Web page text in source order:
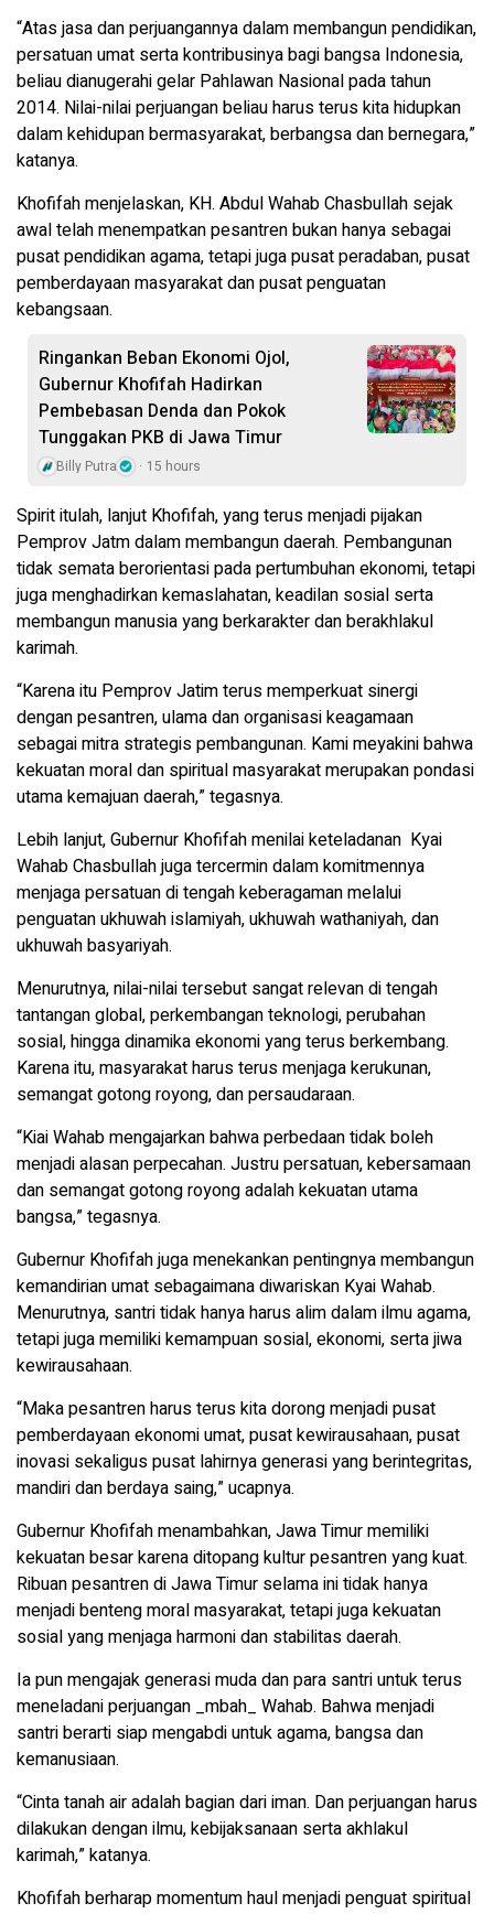
“Atas jasa dan perjuangannya dalam membangun pendidikan,
persatuan umat serta kontribusinya bagi bangsa Indonesia,
beliau dianugerahi gelar Pahlawan Nasional pada tahun
2014. Nilai-nilai perjuangan beliau harus terus kita hidupkan
dalam kehidupan bermasyarakat, berbangsa dan bernegara,”
katanya.
Khofifah menjelaskan, KH. Abdul Wahab Chasbullah sejak
awal telah menempatkan pesantren bukan hanya sebagai
pusat pendidikan agama, tetapi juga pusat peradaban, pusat
pemberdayaan masyarakat dan pusat penguatan
kebangsaan.
Ringankan Beban Ekonomi Ojol,
Gubernur Khofifah Hadirkan
Pembebasan Denda dan Pokok
Tunggakan PKB di Jawa Timur
Billy Putra 15 hours
Spirit itulah, lanjut Khofifah, yang terus menjadi pijakan
Pemprov Jatm dalam membangun daerah. Pembangunan
tidak semata berorientasi pada pertumbuhan ekonomi, tetapi
juga menghadirkan kemaslahatan, keadilan sosial serta
membangun manusia yang berkarakter dan berakhlakul
karimah.
“Karena itu Pemprov Jatim terus memperkuat sinergi
dengan pesantren, ulama dan organisasi keagamaan
sebagai mitra strategis pembangunan. Kami meyakini bahwa
kekuatan moral dan spiritual masyarakat merupakan pondasi
utama kemajuan daerah,” tegasnya.
Lebih lanjut, Gubernur Khofifah menilai keteladanan Kyai
Wahab Chasbullah juga tercermin dalam komitmennya
menjaga persatuan di tengah keberagaman melalui
penguatan ukhuwah islamiyah, ukhuwah wathaniyah, dan
ukhuwah basyariyah.
Menurutnya, nilai-nilai tersebut sangat relevan di tengah
tantangan global, perkembangan teknologi, perubahan
sosial, hingga dinamika ekonomi yang terus berkembang.
Karena itu, masyarakat harus terus menjaga kerukunan,
semangat gotong royong, dan persaudaraan.
“Kiai Wahab mengajarkan bahwa perbedaan tidak boleh
menjadi alasan perpecahan. Justru persatuan, kebersamaan
dan semangat gotong royong adalah kekuatan utama
bangsa,” tegasnya.
Gubernur Khofifah juga menekankan pentingnya membangun
kemandirian umat sebagaimana diwariskan Kyai Wahab.
Menurutnya, santri tidak hanya harus alim dalam ilmu agama,
tetapi juga memiliki kemampuan sosial, ekonomi, serta jiwa
kewirausahaan.
“Maka pesantren harus terus kita dorong menjadi pusat
pemberdayaan ekonomi umat, pusat kewirausahaan, pusat
inovasi sekaligus pusat lahirnya generasi yang berintegritas,
mandiri dan berdaya saing,” ucapnya.
Gubernur Khofifah menambahkan, Jawa Timur memiliki
kekuatan besar karena ditopang kultur pesantren yang kuat.
Ribuan pesantren di Jawa Timur selama ini tidak hanya
menjadi benteng moral masyarakat, tetapi juga kekuatan
sosial yang menjaga harmoni dan stabilitas daerah.
Ia pun mengajak generasi muda dan para santri untuk terus
meneladani perjuangan _mbah_ Wahab. Bahwa menjadi
santri berarti siap mengabdi untuk agama, bangsa dan
kemanusiaan.
“Cinta tanah air adalah bagian dari iman. Dan perjuangan harus
dilakukan dengan ilmu, kebijaksanaan serta akhlakul
karimah,” katanya.
Khofifah berharap momentum haul menjadi penguat spiritual